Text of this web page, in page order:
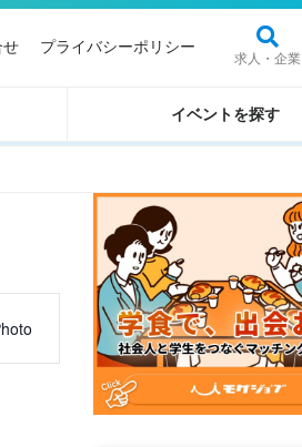
求人・企業
せ プライバシーポリシー
イベントを探す